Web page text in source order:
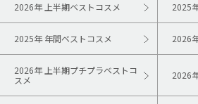
2026年 上半期ベストコスメ 2025
2025年 年間ベストコスメ 2026
2026年 上半期プチプラベストコ
スメ
2026